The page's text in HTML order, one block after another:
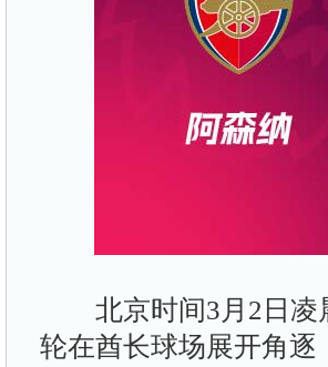
北京时间3月2日凌
轮在酋长球场展开角